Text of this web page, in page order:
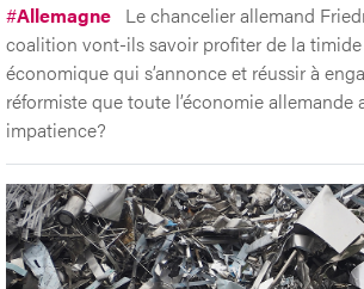
#Allemagne Le chancelier allemand
coalition vont-ils savoir profiter de la
économique qui s’annonce et réussir à
réformiste que toute l’économie allemande
impatience?